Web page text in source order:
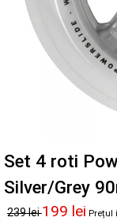
Set 4 roti
Silver/Grey
239 lei199 lei Prețul